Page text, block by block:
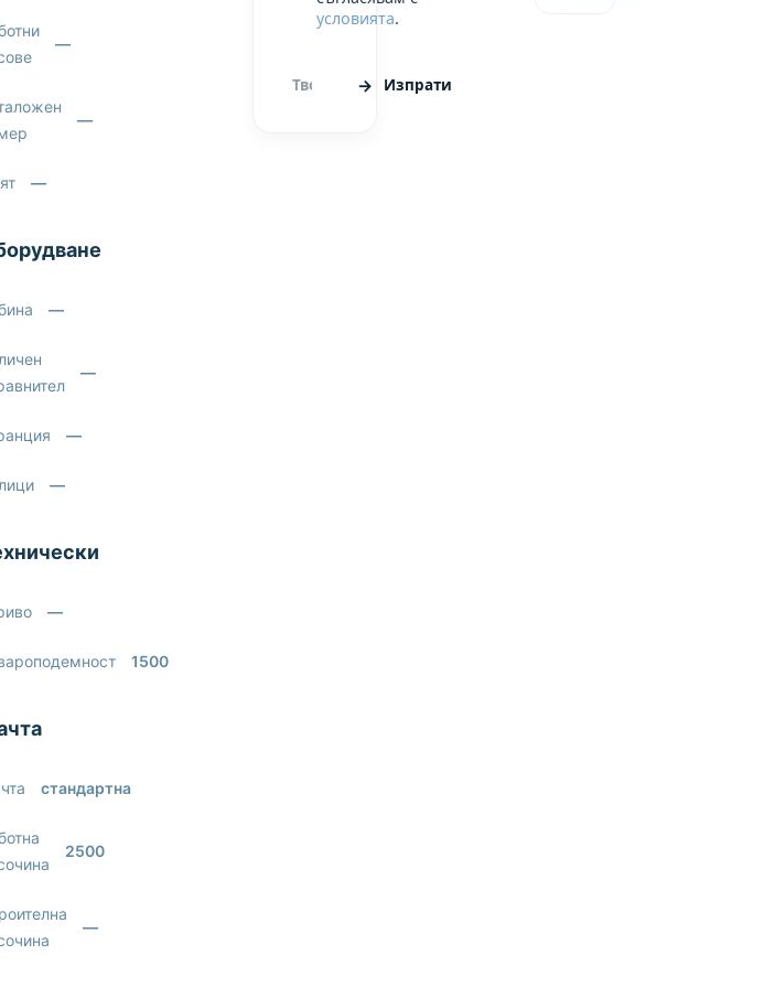
—
—
—
—
—
—
—
—
1500
стандартна
2500
—
условията.
Изпрати